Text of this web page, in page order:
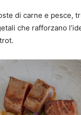
di carne e pesce,
che rafforzano